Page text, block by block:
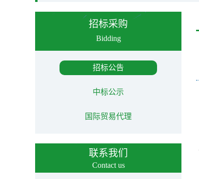
招标采购
Bidding
招标公告
中标公示
国际贸易代理
联系我们
Contact us